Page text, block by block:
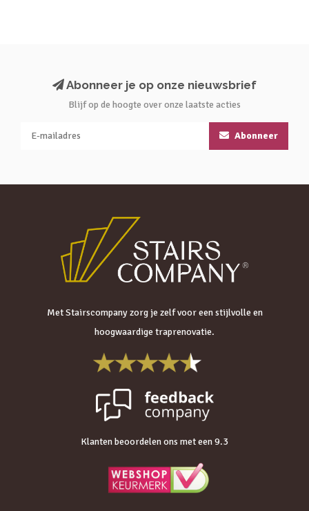
Abonneer je op onze nieuwsbrief
Blijf op de hoogte over onze laatste acties
Abonneer
Met Stairscompany zorg je zelf voor een stijlvolle en
hoogwaardige traprenovatie.
Klanten beoordelen ons met een 9.3